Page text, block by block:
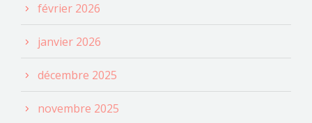
février 2026
janvier 2026
décembre 2025
novembre 2025